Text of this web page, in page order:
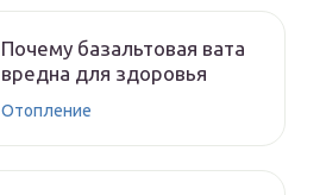
Почему базальтовая вата
вредна для здоровья
Отопление